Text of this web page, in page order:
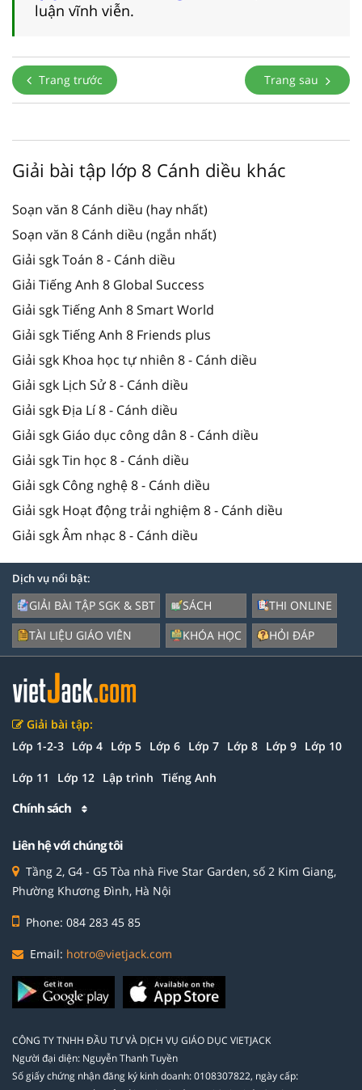
luận vĩnh viễn.
Trang trước Trang sau
Giải bài tập lớp 8 Cánh diều khác
Soạn văn 8 Cánh diều (hay nhất)
Soạn văn 8 Cánh diều (ngắn nhất)
Giải sgk Toán 8 - Cánh diều
Giải Tiếng Anh 8 Global Success
Giải sgk Tiếng Anh 8 Smart World
Giải sgk Tiếng Anh 8 Friends plus
Giải sgk Khoa học tự nhiên 8 - Cánh diều
Giải sgk Lịch Sử 8 - Cánh diều
Giải sgk Địa Lí 8 - Cánh diều
Giải sgk Giáo dục công dân 8 - Cánh diều
Giải sgk Tin học 8 - Cánh diều
Giải sgk Công nghệ 8 - Cánh diều
Giải sgk Hoạt động trải nghiệm 8 - Cánh diều
Giải sgk Âm nhạc 8 - Cánh diều
Dịch vụ nổi bật:
GIẢI BÀI TẬP SGK & SBT
TÀI LIỆU GIÁO VIÊN
SÁCH
KHÓA HỌC
THI ONLINE
HỎI ĐÁP
Giải bài tập:
Lớp 1-2-3 Lớp 4 Lớp 5 Lớp 6 Lớp 7 Lớp 8 Lớp 9 Lớp 10
Lớp 11 Lớp 12 Lập trình Tiếng Anh
Chính sách
Liên hệ với chúng tôi
Tầng 2, G4 - G5 Tòa nhà Five Star Garden, số 2 Kim Giang,
Phường Khương Đình, Hà Nội
Phone: 084 283 45 85
Email: hotro@vietjack.com
CÔNG TY TNHH ĐẦU TƯ VÀ DỊCH VỤ GIÁO DỤC VIETJACK
Người đại diện: Nguyễn Thanh Tuyền
Số giấy chứng nhận đăng ký kinh doanh: 0108307822, ngày cấp: